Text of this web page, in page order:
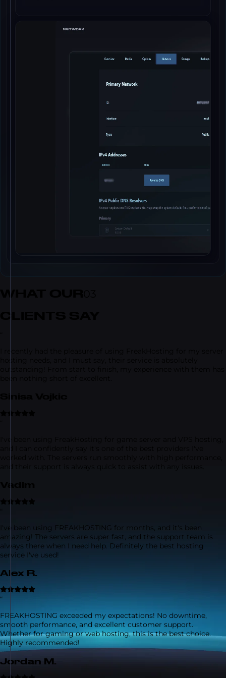
“
I've been using FREAKHOSTING for months, and it's been
amazing! The servers are super fast, and the support team is
always there when I need help. Definitely the best hosting
service I've used!
Alex R.
“
FREAKHOSTING exceeded my expectations! No downtime,
smooth performance, and excellent customer support.
Whether for gaming or web hosting, this is the best choice.
Highly recommended!
Jordan M.